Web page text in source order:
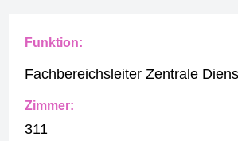
Funktion:
Fachbereichsleiter Zentrale
Zimmer:
311